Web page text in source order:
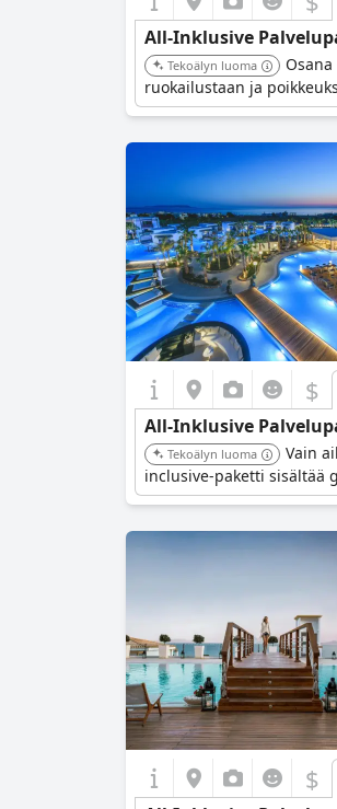
All-Inklusive
Tekoälyn luoma
ruokailustaan ja
$
All-Inklusive
Tekoälyn luoma
Vain
inclusive-paketti sisältää
$